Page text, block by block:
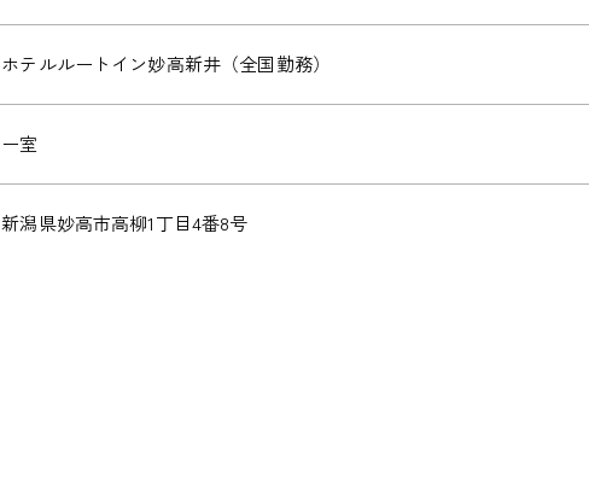
ホテルルートイン妙高新井（全国勤務）
ー室
新潟県妙高市高柳1丁目4番8号